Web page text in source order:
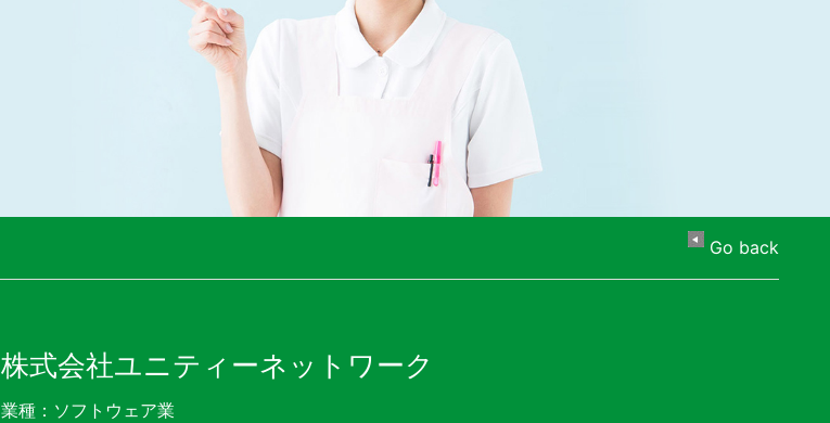
Go back
株式会社ユニティーネットワーク
業種：ソフトウェア業